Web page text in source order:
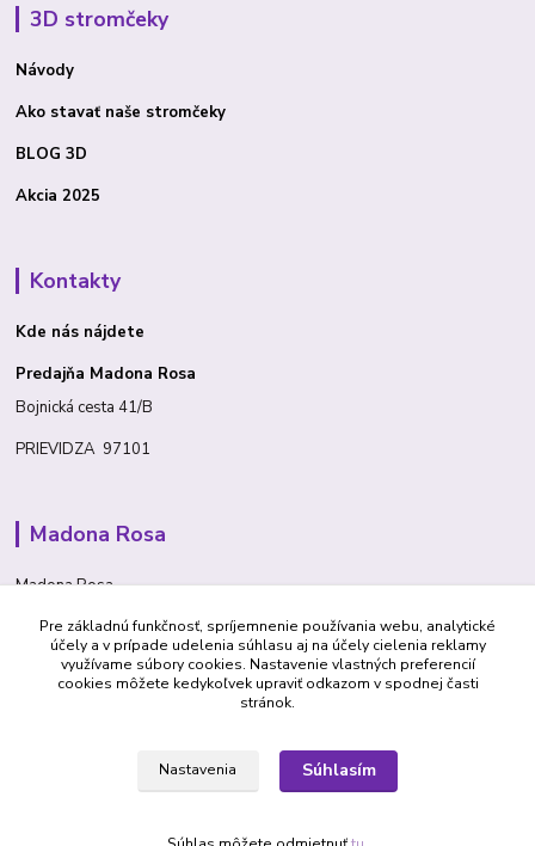
3D stromčeky
Návody
Ako stavať naše stromčeky
BLOG 3D
Akcia 2025
Kontakty
Kde nás nájdete
Predajňa Madona Rosa
Bojnická cesta 41/B
PRIEVIDZA 97101
Madona Rosa
Madona Rosa
Richard
+421 905 276 211
© 1992 Madona Rosa Company
Pre základnú funkčnosť, spríjemnenie používania webu, analytické
účely a v prípade udelenia súhlasu aj na účely cielenia reklamy
využívame súbory cookies. Nastavenie vlastných preferencií
cookies môžete kedykoľvek upraviť odkazom v spodnej časti
stránok.
Nastavenia Súhlasím